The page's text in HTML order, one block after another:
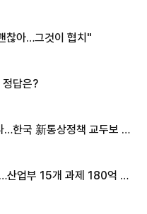
찮아…그것이 협치"
답은?
한국 新통상정책 교두보 활
산업부 15개 과제 180억 지